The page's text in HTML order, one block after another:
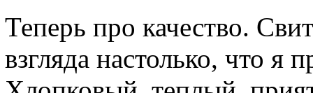
Теперь про качество.
взгляда настолько, что я